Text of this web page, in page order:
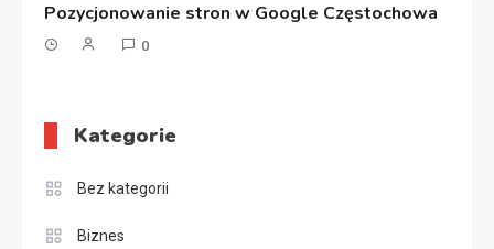
Pozycjonowanie stron w Google Częstochowa
0
Kategorie
Bez kategorii
Biznes